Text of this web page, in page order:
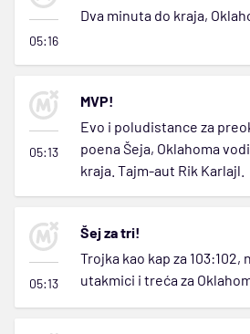
05:16
Dva minuta do kraja,
05:13
MVP!
Evo i poludistance za
poena Šeja, Oklahoma
kraja. Tajm-aut Rik Karlajl.
05:13
Šej za tri!
Trojka kao kap za 103:102,
utakmici i treća za